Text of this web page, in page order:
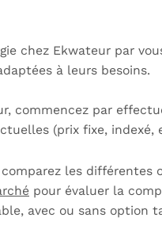
chez Ekwateur par
à leurs besoins.
commencez par
(prix fixe,
les différentes
pour évaluer la
avec ou sans